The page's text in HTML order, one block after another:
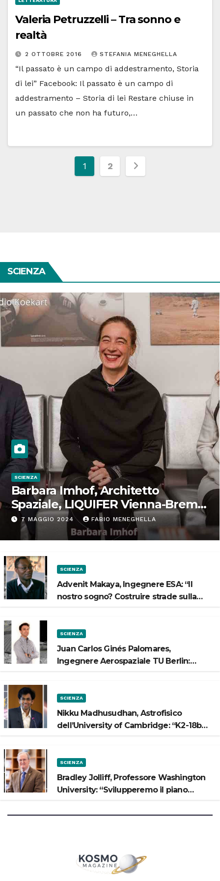
Valeria Petruzzelli – Tra sonno e
realtà
2 OTTOBRE 2016 STEFANIA MENEGHELLA
“Il passato è un campo di addestramento, Storia
di lei” Facebook: Il passato è un campo di
addestramento – Storia di lei Restare chiuse in
un passato che non ha futuro,…
Navigazione
1 2
SCIENZA
SCIENZA
Barbara Imhof, Architetto
Spaziale, LIQUIFER Vienna-Brema:
“Progettiamo habitat per lo
Spazio”
7 MAGGIO 2024 FABIO MENEGHELLA
SCIENZA
Advenit Makaya, Ingegnere ESA: “Il
nostro sogno? Costruire strade sulla
SCIENZA
Juan Carlos Ginés Palomares,
Ingegnere Aerospaziale TU Berlin:
SCIENZA
Nikku Madhusudhan, Astrofisico
dell’University of Cambridge: “K2-18b
SCIENZA
Bradley Jolliff, Professore Washington
University: “Svilupperemo il piano